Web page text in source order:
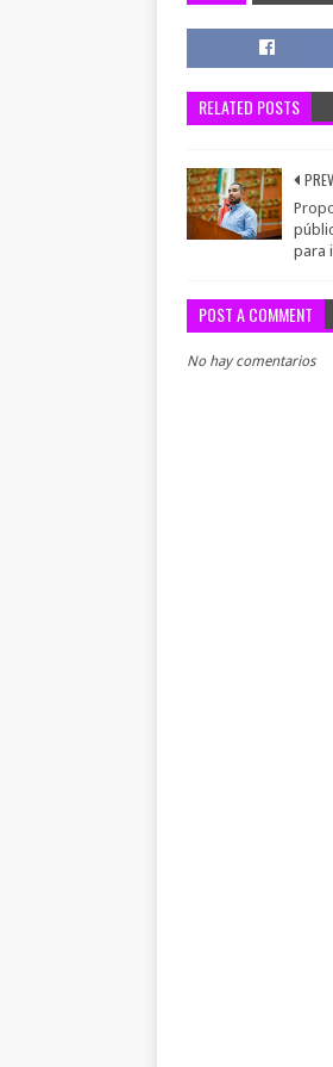
RELATED POSTS
para
POST A COMMENT
No hay comentarios